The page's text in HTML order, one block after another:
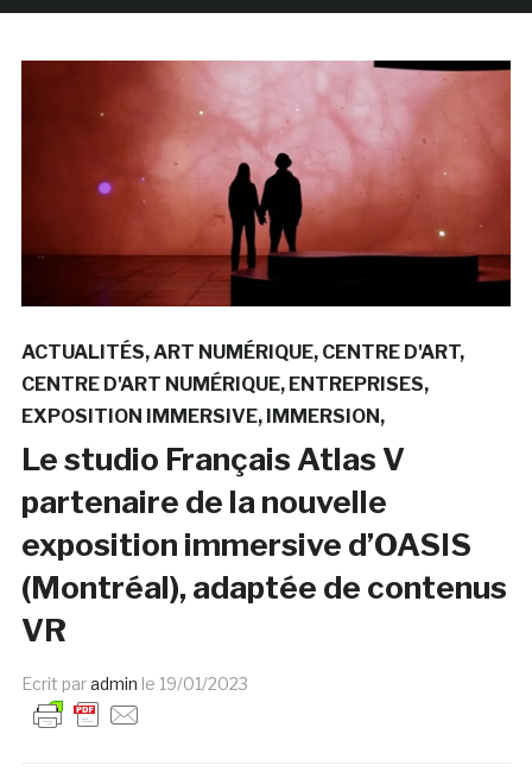
ACTUALITÉS ART NUMÉRIQUE CENTRE D'ART
CENTRE D'ART NUMÉRIQUE ENTREPRISES
EXPOSITION IMMERSIVE IMMERSION
Le studio Français Atlas V
partenaire de la nouvelle
exposition immersive d’OASIS
(Montréal), adaptée de contenus
VR
Ecrit paradmin le 19/01/2023